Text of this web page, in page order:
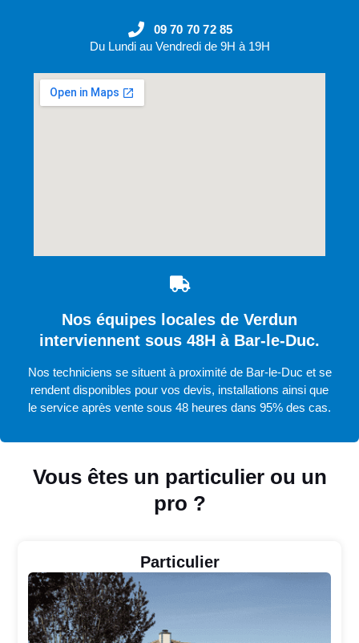
Vous êtes un particulier ou un
pro ?
Particulier
09 70 70 72 85
Du Lundi au Vendredi de 9H à 19H
Nos équipes locales de Verdun
interviennent sous 48H à Bar-le-Duc.
Nos techniciens se situent à proximité de Bar-le-Duc et se
rendent disponibles pour vos devis, installations ainsi que
le service après vente sous 48 heures dans 95% des cas.